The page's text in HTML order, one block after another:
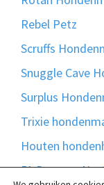
Rebel Petz
Scruffs
Snuggle Cave
Surplus
Trixie
Houten
51 Degrees